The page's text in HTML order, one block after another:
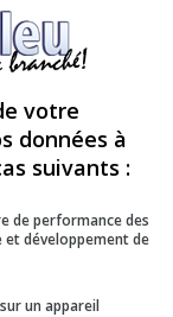
votre
données à
suivants :
de performance des
et développement de
un appareil